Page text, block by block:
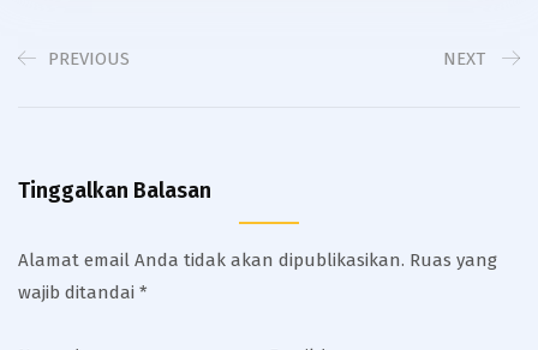
PREVIOUS NEXT
Tinggalkan Balasan
Alamat email Anda tidak akan dipublikasikan. Ruas yang
wajib ditandai *